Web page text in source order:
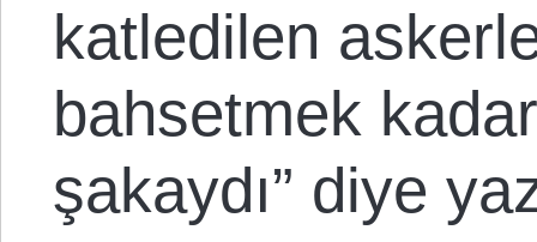
katledilen
bahsetmek
şakaydı” diye